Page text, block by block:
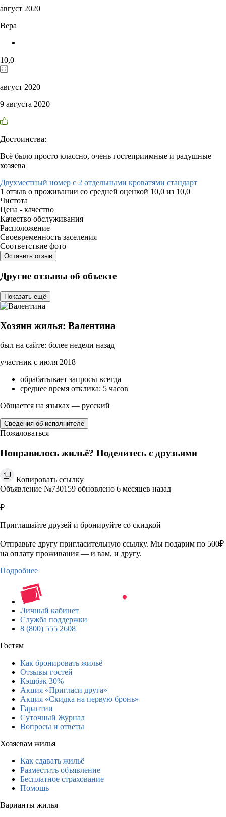
август 2020
Вера
10,0
август 2020
9 августа 2020
Достоинства:
Всё было просто классно, очень гостеприимные и радушные
хозяева
Двухместный номер с 2 отдельными кроватями стандарт
1 отзыв о проживании со средней оценкой 10,0 из 10,0
Чистота
Цена - качество
Качество обслуживания
Расположение
Своевременность заселения
Соответствие фото
Оставить отзыв
Другие отзывы об объекте
Показать ещё
Хозяин жилья: Валентина
был на сайте: более недели назад
участник с июля 2018
обрабатывает запросы всегда
среднее время отклика: 5 часов
Общается на языках — русский
Сведения об исполнителе
Пожаловаться
Понравилось жильё? Поделитесь с друзьями
Копировать ссылку
Объявление №730159 обновлено 6 месяцев назад
₽
Приглашайте друзей и бронируйте со скидкой
Отправьте другу пригласительную ссылку. Мы подарим по 500₽
на оплату проживания — и вам, и другу.
Подробнее
Личный кабинет
Служба поддержки
8 (800) 555 2608
Гостям
Как бронировать жильё
Отзывы гостей
Кэшбэк 30%
Акция «Пригласи друга»
Акция «Скидка на первую бронь»
Гарантии
Суточный Журнал
Вопросы и ответы
Хозяевам жилья
Как сдавать жильё
Разместить объявление
Бесплатное страхование
Помощь
Варианты жилья